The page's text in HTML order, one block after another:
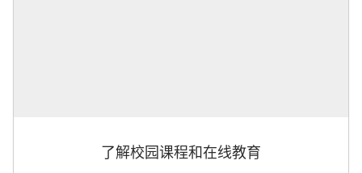
了解校园课程和在线教育